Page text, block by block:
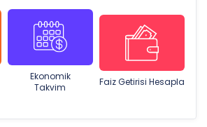
Ekonomik
Takvim
Faiz Getirisi Hesapla